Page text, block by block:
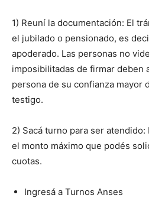
1) Reuní la documentación: El
el jubilado o pensionado, es
apoderado. Las personas no
imposibilitadas de firmar deben
persona de su confianza mayor
testigo.
2) Sacá turno para ser
el monto máximo que podés
cuotas.
Ingresá a Turnos Anses